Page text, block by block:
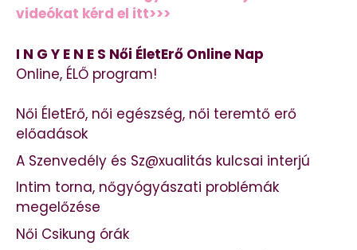
videókat kérd el itt>>>
I N G Y E N E S Női ÉletErő Online Nap
Online, ÉLŐ program!
Női ÉletErő, női egészség, női teremtő erő
előadások
A Szenvedély és Sz@xualitás kulcsai interjú
Intim torna, nőgyógyászati problémák
megelőzése
Női Csikung órák